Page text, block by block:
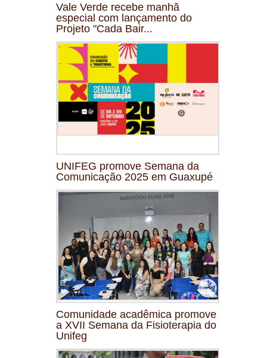
Vale Verde recebe manhã
especial com lançamento do
Projeto "Cada Bair...
UNIFEG promove Semana da
Comunicação 2025 em Guaxupé
Comunidade acadêmica promove
a XVII Semana da Fisioterapia do
Unifeg